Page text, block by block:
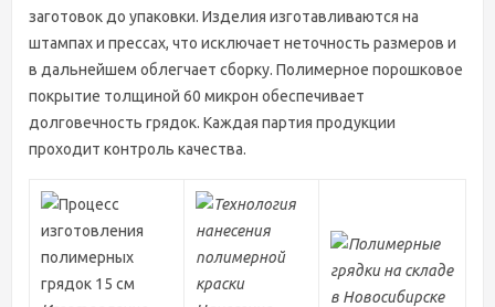
заготовок до упаковки. Изделия изготавливаются на
штампах и прессах, что исключает неточность размеров и
в дальнейшем облегчает сборку. Полимерное порошковое
покрытие толщиной 60 микрон обеспечивает
долговечность грядок. Каждая партия продукции
проходит контроль качества.